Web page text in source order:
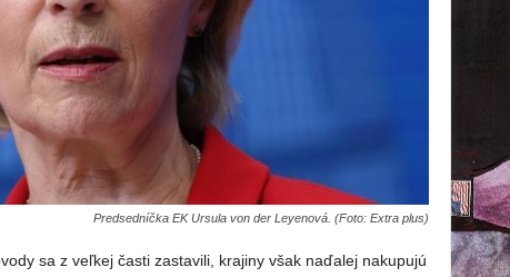
Predsedníčka EK Ursula von der Leyenová. (Foto: Extra plus)
sa z veľkej časti zastavili, krajiny však naďalej nakupujú